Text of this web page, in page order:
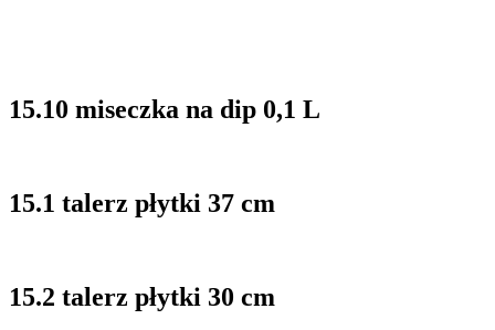
15.10 miseczka na dip 0,1 L
15.1 talerz płytki 37 cm
15.2 talerz płytki 30 cm